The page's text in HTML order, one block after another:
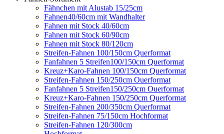
Fähnchen mit Alustab 15/25cm
Fahnen40/60cm mit Wandhalter
Fahnen mit Stock 40/60cm
Fahnen mit Stock 60/90cm
Fahnen mit Stock 80/120cm
Streifen-Fahnen 100/150cm Querformat
Fanfahnen 5 Streifen100/150cm Querformat
Kreuz+Karo-Fahnen 100/150cm Querformat
Streifen-Fahnen 150/250cm Ouerformat
Fanfahnen 5 Streifen150/250cm Ouerformat
Kreuz+Karo-Fahnen 150/250cm Querformat
Streifen-Fahnen 200/350cm Querformat
Streifen-Fahnen 75/150cm Hochformat
Streifen-Fahnen 120/300cm